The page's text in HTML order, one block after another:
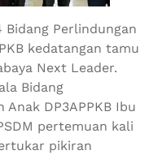
Bidang Perlindungan
kedatangan tamu
Next Leader.
Bidang
DP3APPKB Ibu
pertemuan kali
pikiran